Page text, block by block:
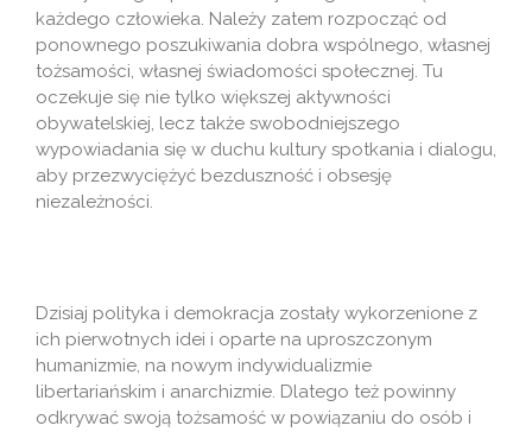
każdego człowieka. Należy zatem rozpocząć od
ponownego poszukiwania dobra wspólnego, własnej
tożsamości, własnej świadomości społecznej. Tu
oczekuje się nie tylko większej aktywności
obywatelskiej, lecz także swobodniejszego
wypowiadania się w duchu kultury spotkania i dialogu,
aby przezwyciężyć bezduszność i obsesję
niezależności.
Dzisiaj polityka i demokracja zostały wykorzenione z
ich pierwotnych idei i oparte na uproszczonym
humanizmie, na nowym indywidualizmie
libertariańskim i anarchizmie. Dlatego też powinny
odkrywać swoją tożsamość w powiązaniu do osób i